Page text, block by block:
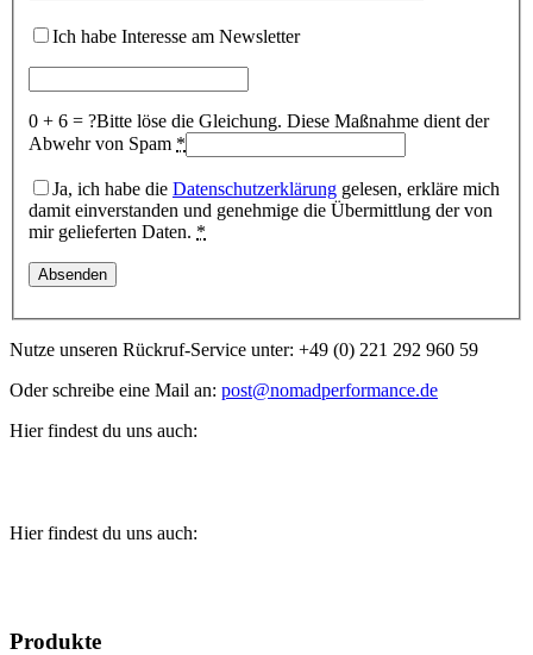
Ich habe Interesse am Newsletter
0 + 6 = ?Bitte löse die Gleichung. Diese Maßnahme dient der
Abwehr von Spam *
Ja, ich habe die Datenschutzerklärung gelesen, erkläre mich
damit einverstanden und genehmige die Übermittlung der von
mir gelieferten Daten. *
Nutze unseren Rückruf-Service unter: +49 (0) 221 292 960 59
Oder schreibe eine Mail an: post@nomadperformance.de
Hier findest du uns auch:
Hier findest du uns auch:
Produkte